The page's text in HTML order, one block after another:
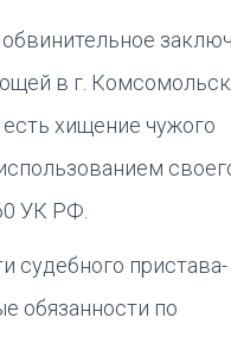
в г.
хищение чужого
УК РФ.
судебного пристава-
обязанности по